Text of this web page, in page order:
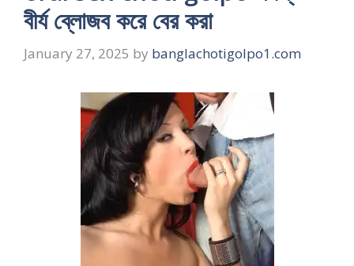
বীর্য ব্লোজব করে বের করা
January 27, 2025 by banglachotigolpo1.com